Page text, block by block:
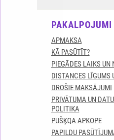
APMAKSA
KĀ PASŪTĪT?
PIEGĀDES LAIKS UN
DISTANCES LĪGUMS
DROŠIE MAKSĀJUMI
PRIVĀTUMA UN
POLITIKA
PUŠĶQA APKOPE
PAPILDU